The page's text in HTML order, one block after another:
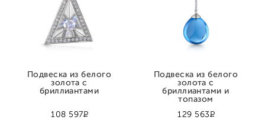
108 597Р
Подвеска из белого
золота с
бриллиантами
129 563Р
Подвеска из белого
золота с
бриллиантами и
топазом